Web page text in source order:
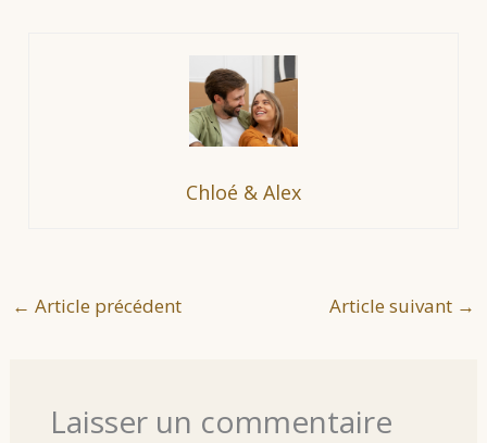
Chloé & Alex
← Article précédent Article suivant →
Laisser un commentaire